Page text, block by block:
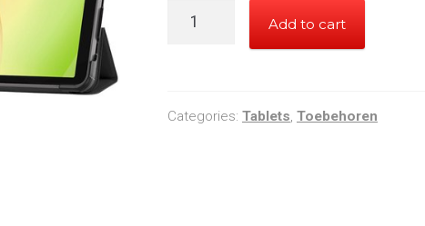
Samsung
Tablet
Add to cart
Categories: Tablets, Toebehoren